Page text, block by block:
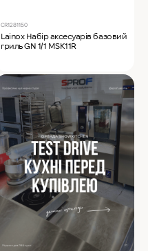
CR1281150
Lainox Набір аксесуарів базовий
гриль GN 1/1 MSK11R